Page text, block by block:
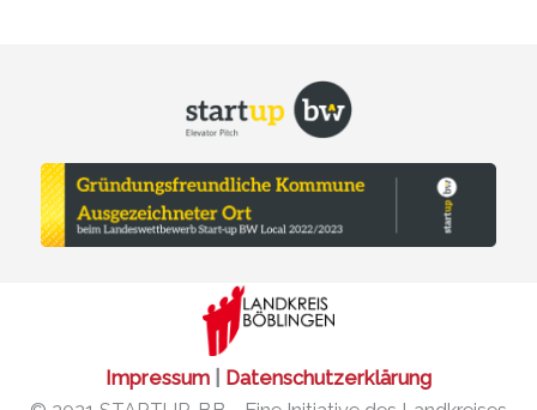
Impressum
Datenschutzerklärung